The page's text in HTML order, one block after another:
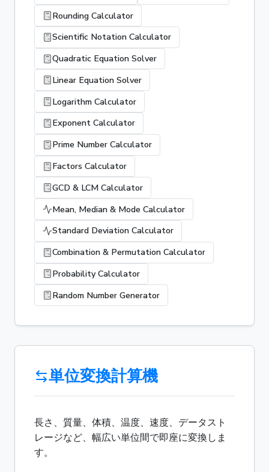
Rounding Calculator
Scientific Notation Calculator
Quadratic Equation Solver
Linear Equation Solver
Logarithm Calculator
Exponent Calculator
Prime Number Calculator
Factors Calculator
GCD & LCM Calculator
Mean, Median & Mode Calculator
Standard Deviation Calculator
Combination & Permutation Calculator
Probability Calculator
Random Number Generator
単位変換計算機
長さ、質量、体積、温度、速度、データスト
レージなど、幅広い単位間で即座に変換しま
す。